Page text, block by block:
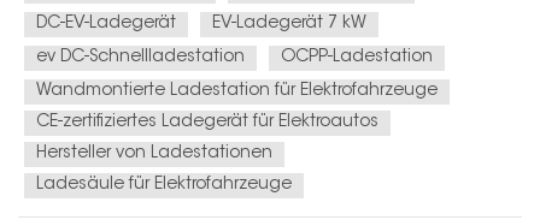
der Haupttreiber des Übergangs zu...
DC-EV-Ladegerät
EV-Ladegerät 7 kW
ev DC-Schnellladestation
OCPP-Ladestation
Wandmontierte Ladestation für Elektrofahrzeuge
CE-zertifiziertes Ladegerät für Elektroautos
Hersteller von Ladestationen
Ladesäule für Elektrofahrzeuge